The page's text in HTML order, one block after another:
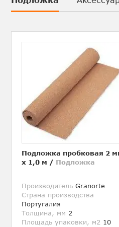
Подложка пробковая 2
х 1,0 м / Подложка
Производитель Granorte
Страна производства
Португалия
Толщина, мм 2
Площадь упаковки, м2 10